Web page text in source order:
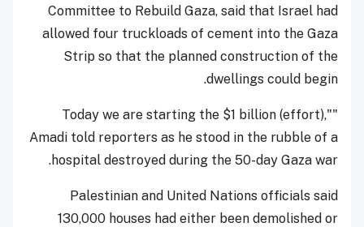
Committee to Rebuild Gaza, said that Israel had
allowed four truckloads of cement into the Gaza
Strip so that the planned construction of the
dwellings could begin.
"Today we are starting the $1 billion (effort),"
Amadi told reporters as he stood in the rubble of a
hospital destroyed during the 50-day Gaza war.
Palestinian and United Nations officials said
130,000 houses had either been demolished or